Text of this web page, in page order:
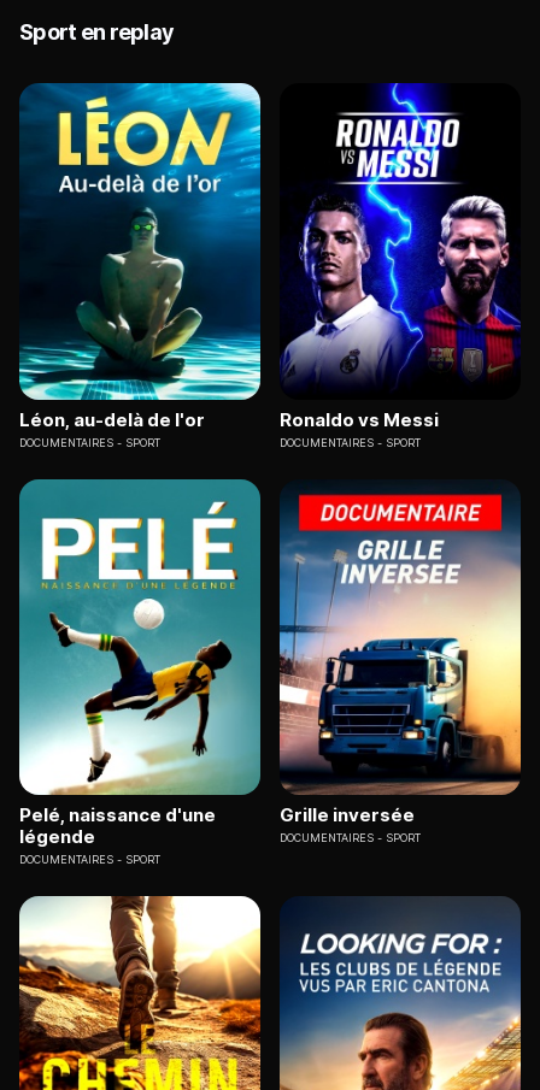
Sport en replay
Léon, au-delà de l'or
DOCUMENTAIRES SPORT
Ronaldo vs Messi
DOCUMENTAIRES SPORT
Pelé, naissance d'une
légende
DOCUMENTAIRES SPORT
Grille inversée
DOCUMENTAIRES SPORT